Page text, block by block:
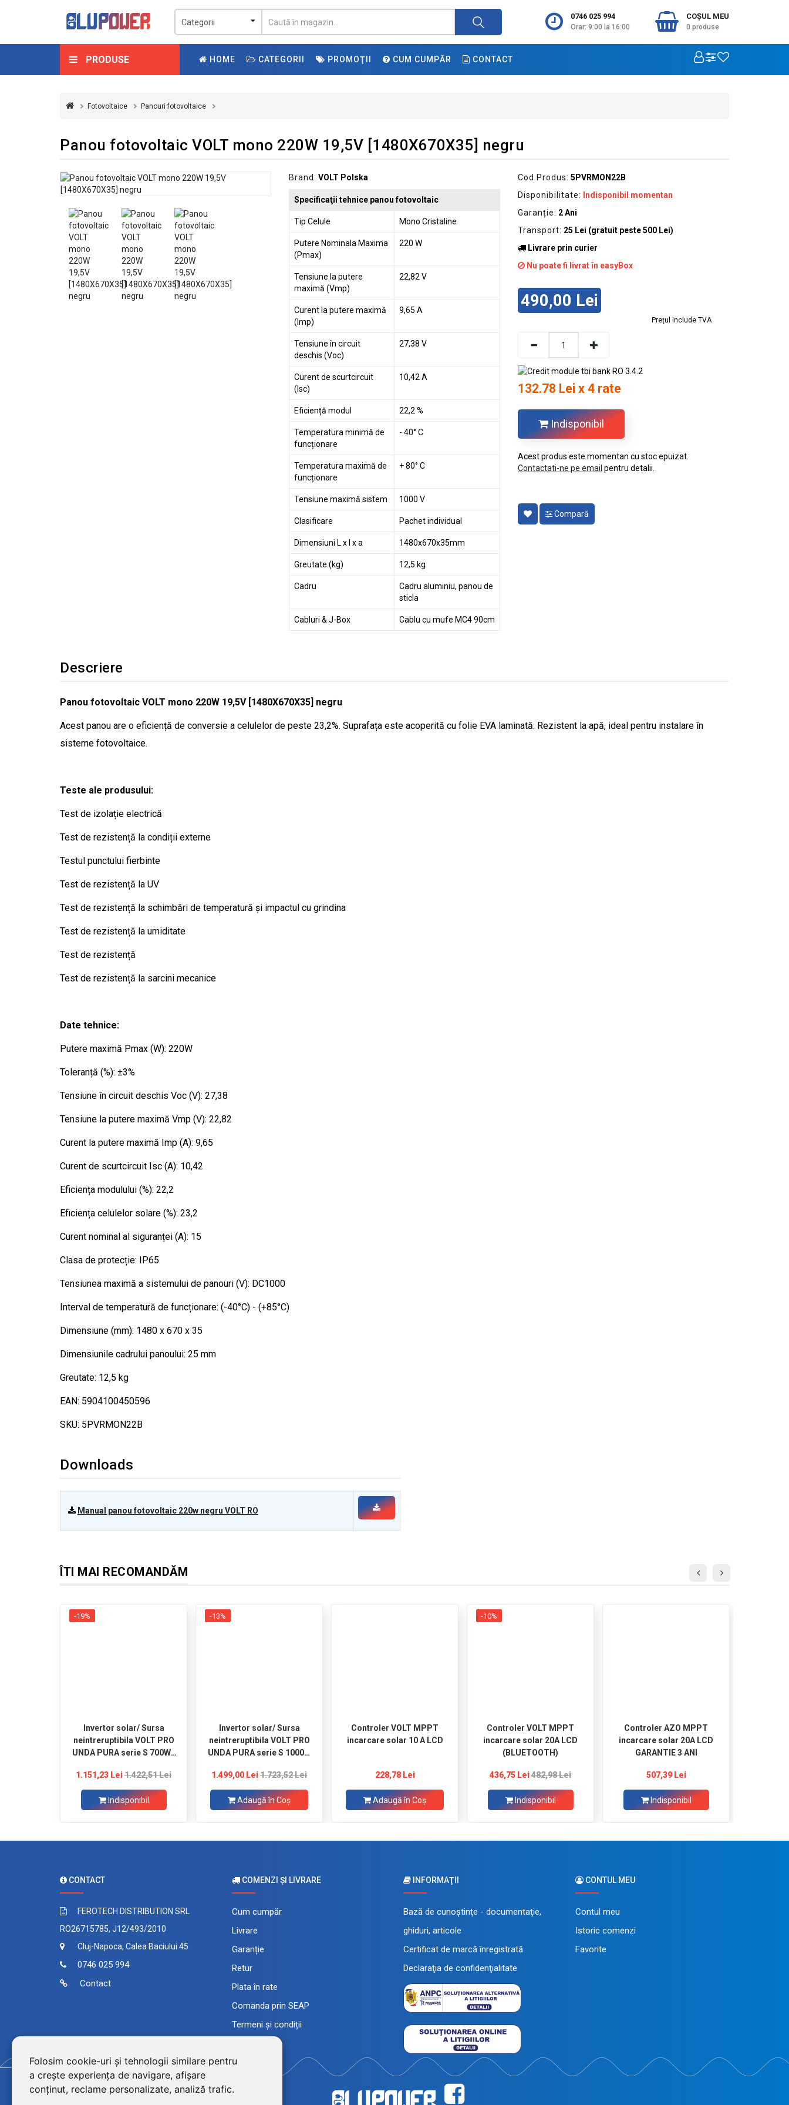
Folosim cookie-uri și tehnologii similare pentru
a crește experiența de navigare, afișare
conținut, reclame personalizate, analiză trafic.
0746 025 994
Orar: 9:00 la 16:00
COŞUL MEU
0 produse
PRODUSE HOME CATEGORII PROMOŢII CUM CUMPĂR CONTACT
Fotovoltaice Panouri fotovoltaice
Panou fotovoltaic VOLT mono 220W 19,5V [1480X670X35] negru
Brand: VOLT Polska
Specificaţii tehnice panou fotovoltaic
Tip Celule Mono Cristaline
Putere Nominala Maxima
(Pmax)
220 W
Tensiune la putere
maximă (Vmp)
22,82 V
Curent la putere maximă
(Imp)
9,65 A
Tensiune în circuit
deschis (Voc)
27,38 V
Curent de scurtcircuit
(Isc)
10,42 A
Eficiență modul 22,2 %
Temperatura minimă de
funcționare
- 40° C
Temperatura maximă de
funcționare
+ 80° C
Tensiune maximă sistem 1000 V
Clasificare Pachet individual
Dimensiuni L x l x a 1480x670x35mm
Greutate (kg) 12,5 kg
Cadru
Cadru aluminiu, panou de
sticla
Cabluri & J-Box Cablu cu mufe MC4 90cm
Cod Produs: 5PVRMON22B
Disponibilitate:
Indisponibil momentan
Garanție: 2 Ani
Transport: 25 Lei (gratuit peste 500 Lei)
Livrare prin curier
Nu poate fi livrat în easyBox
490,00 Lei
Prețul include TVA
132.78 Lei x 4 rate
Indisponibil
Acest produs este momentan cu stoc epuizat.
Contactati-ne pe email pentru detalii.
Compară
Descriere
Panou fotovoltaic VOLT mono 220W 19,5V [1480X670X35] negru
Acest panou are o eficiență de conversie a celulelor de peste 23,2%. Suprafața este acoperită cu folie EVA laminată. Rezistent la apă, ideal pentru instalare în
sisteme fotovoltaice.
Teste ale produsului:
Test de izolație electrică
Test de rezistență la condiții externe
Testul punctului fierbinte
Test de rezistență la UV
Test de rezistență la schimbări de temperatură și impactul cu grindina
Test de rezistență la umiditate
Test de rezistență
Test de rezistență la sarcini mecanice
Date tehnice:
Putere maximă Pmax (W): 220W
Toleranță (%): ±3%
Tensiune în circuit deschis Voc (V): 27,38
Tensiune la putere maximă Vmp (V): 22,82
Curent la putere maximă Imp (A): 9,65
Curent de scurtcircuit Isc (A): 10,42
Eficiența modulului (%): 22,2
Eficiența celulelor solare (%): 23,2
Curent nominal al siguranței (A): 15
Clasa de protecție: IP65
Tensiunea maximă a sistemului de panouri (V): DC1000
Interval de temperatură de funcționare: (-40°C) - (+85°C)
Dimensiune (mm): 1480 x 670 x 35
Dimensiunile cadrului panoului: 25 mm
Greutate: 12,5 kg
EAN: 5904100450596
SKU: 5PVRMON22B
Downloads
Manual panou fotovoltaic 220w negru VOLT RO
ÎTI MAI RECOMANDĂM
Invertor solar/ Sursa
neintreruptibila VOLT PRO
UNDA PURA serie S 700W /
1.151,23 Lei1.422,51 Lei
-19%
Indisponibil
Invertor solar/ Sursa
neintreruptibila VOLT PRO
UNDA PURA serie S 1000W
1.499,00 Lei1.723,52 Lei
-13%
Adaugă în Coş
Controler VOLT MPPT
incarcare solar 10 A LCD
228,78 Lei
Adaugă în Coş
Controler VOLT MPPT
incarcare solar 20A LCD
(BLUETOOTH)
436,75 Lei482,98 Lei
-10%
Indisponibil
Controler AZO MPPT
incarcare solar 20A LCD
GARANTIE 3 ANI
507,39 Lei
Indisponibil
CONTACT
FEROTECH DISTRIBUTION SRL
RO26715785, J12/493/2010
Cluj-Napoca, Calea Baciului 45
0746 025 994
Contact
COMENZI ŞI LIVRARE
Cum cumpăr
Livrare
Garanție
Retur
Plata în rate
Comanda prin SEAP
Termeni și condiții
INFORMAŢII
Bază de cunoştinţe - documentaţie,
ghiduri, articole
Certificat de marcă înregistrată
Declaraţia de confidenţialitate
CONTUL MEU
Contul meu
Istoric comenzi
Favorite